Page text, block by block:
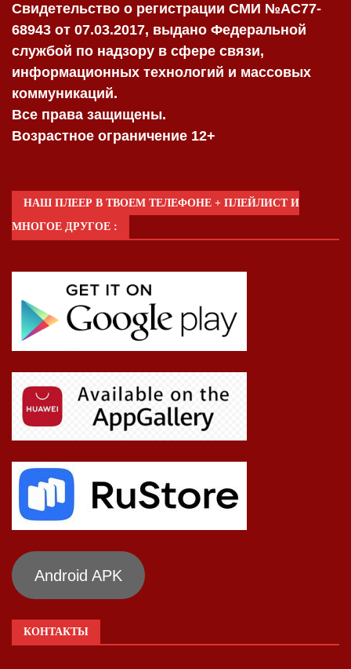
Свидетельство о регистрации СМИ №AC77-
68943 от 07.03.2017, выдано Федеральной
службой по надзору в сфере связи,
информационных технологий и массовых
коммуникаций.
Все права защищены.
Возрастное ограничение 12+
НАШ ПЛЕЕР В ТВОЕМ ТЕЛЕФОНЕ + ПЛЕЙЛИСТ И
МНОГОЕ ДРУГОЕ :
Android APK
КОНТАКТЫ